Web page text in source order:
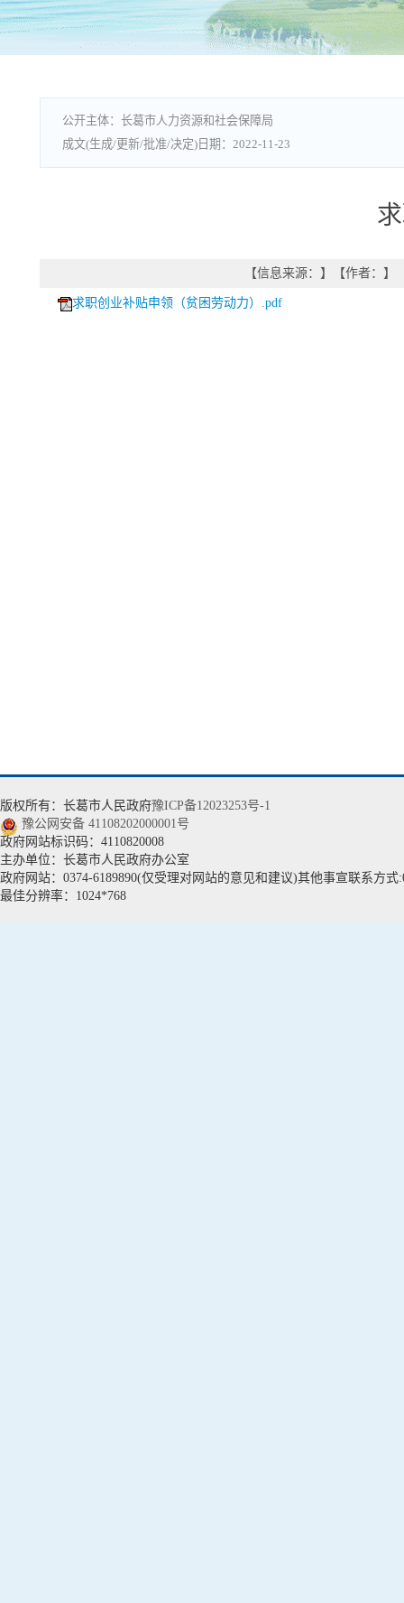
长葛市人力资源和社会保障局
2022-11-23
【信息来源： 】 【作者： 】
求职创业补贴申领（贫困劳动力）.pdf
版权所有：长葛市人民政府豫ICP备12023253号-1
豫公网安备 41108202000001号
政府网站标识码：4110820008
主办单位：长葛市人民政府办公室
政府网站：0374-6189890(仅受理对网站的意见和建议)其他事宣联系方式
最佳分辨率：1024*768